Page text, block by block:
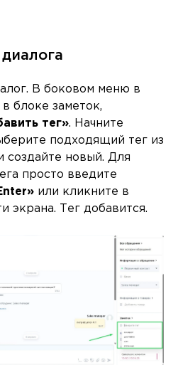
В боковом меню в
блоке заметок,
тег». Начните
подходящий тег из
создайте новый. Для
просто введите
или кликните в
экрана. Тег добавится.